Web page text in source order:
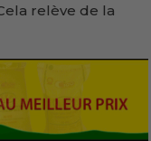
relève de la